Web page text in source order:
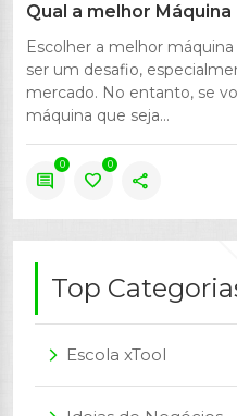
Qual a melhor
Escolher a melhor
ser um desafio,
mercado. No entanto, se
máquina que seja...
comment
0
favorite
0
share
Top
arrow_forward_ios Escola xTool